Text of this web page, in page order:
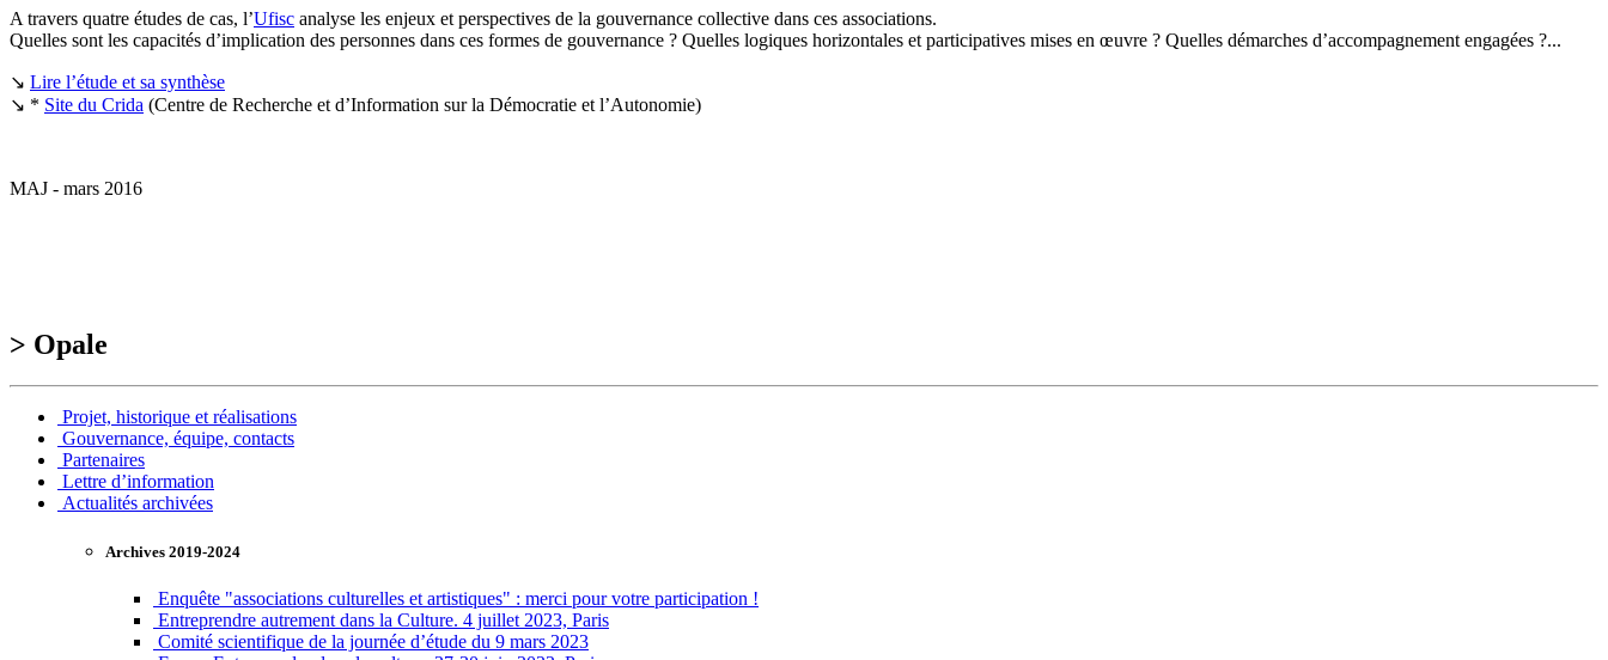
A travers quatre études de cas, l’Ufisc analyse les enjeux et perspectives de la gouvernance collective dans ces associations.
Quelles sont les capacités d’implication des personnes dans ces formes de gouvernance ? Quelles logiques horizontales et participatives mises en œuvre ? Quelles démarches d’accompagnement engagées ?...
↘ Lire l’étude et sa synthèse
↘ * Site du Crida (Centre de Recherche et d’Information sur la Démocratie et l’Autonomie)
MAJ - mars 2016
> Opale
Projet, historique et réalisations
Gouvernance, équipe, contacts
Partenaires
Lettre d’information
Actualités archivées
Archives 2019-2024
Enquête "associations culturelles et artistiques" : merci pour votre participation !
Entreprendre autrement dans la Culture. 4 juillet 2023, Paris
Comité scientifique de la journée d’étude du 9 mars 2023